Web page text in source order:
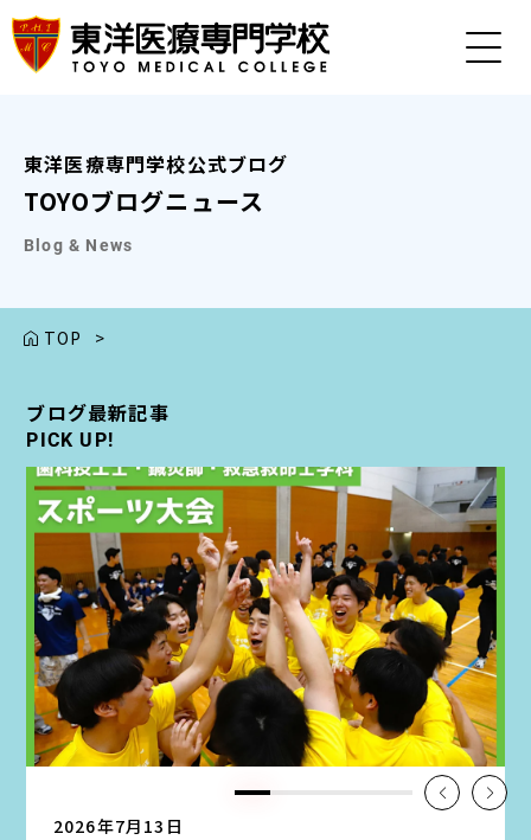
東洋医療専門学校公式ブログ
TOYOブログニュース
Blog & News
TOP >
ブログ最新記事
PICK UP!
2026年7月13日
ブログ最新記事
PICK UP!
ブログ最新記事
PICK UP!
ブログ最新記事
PICK UP!
ブログ最新記事
PICK UP!